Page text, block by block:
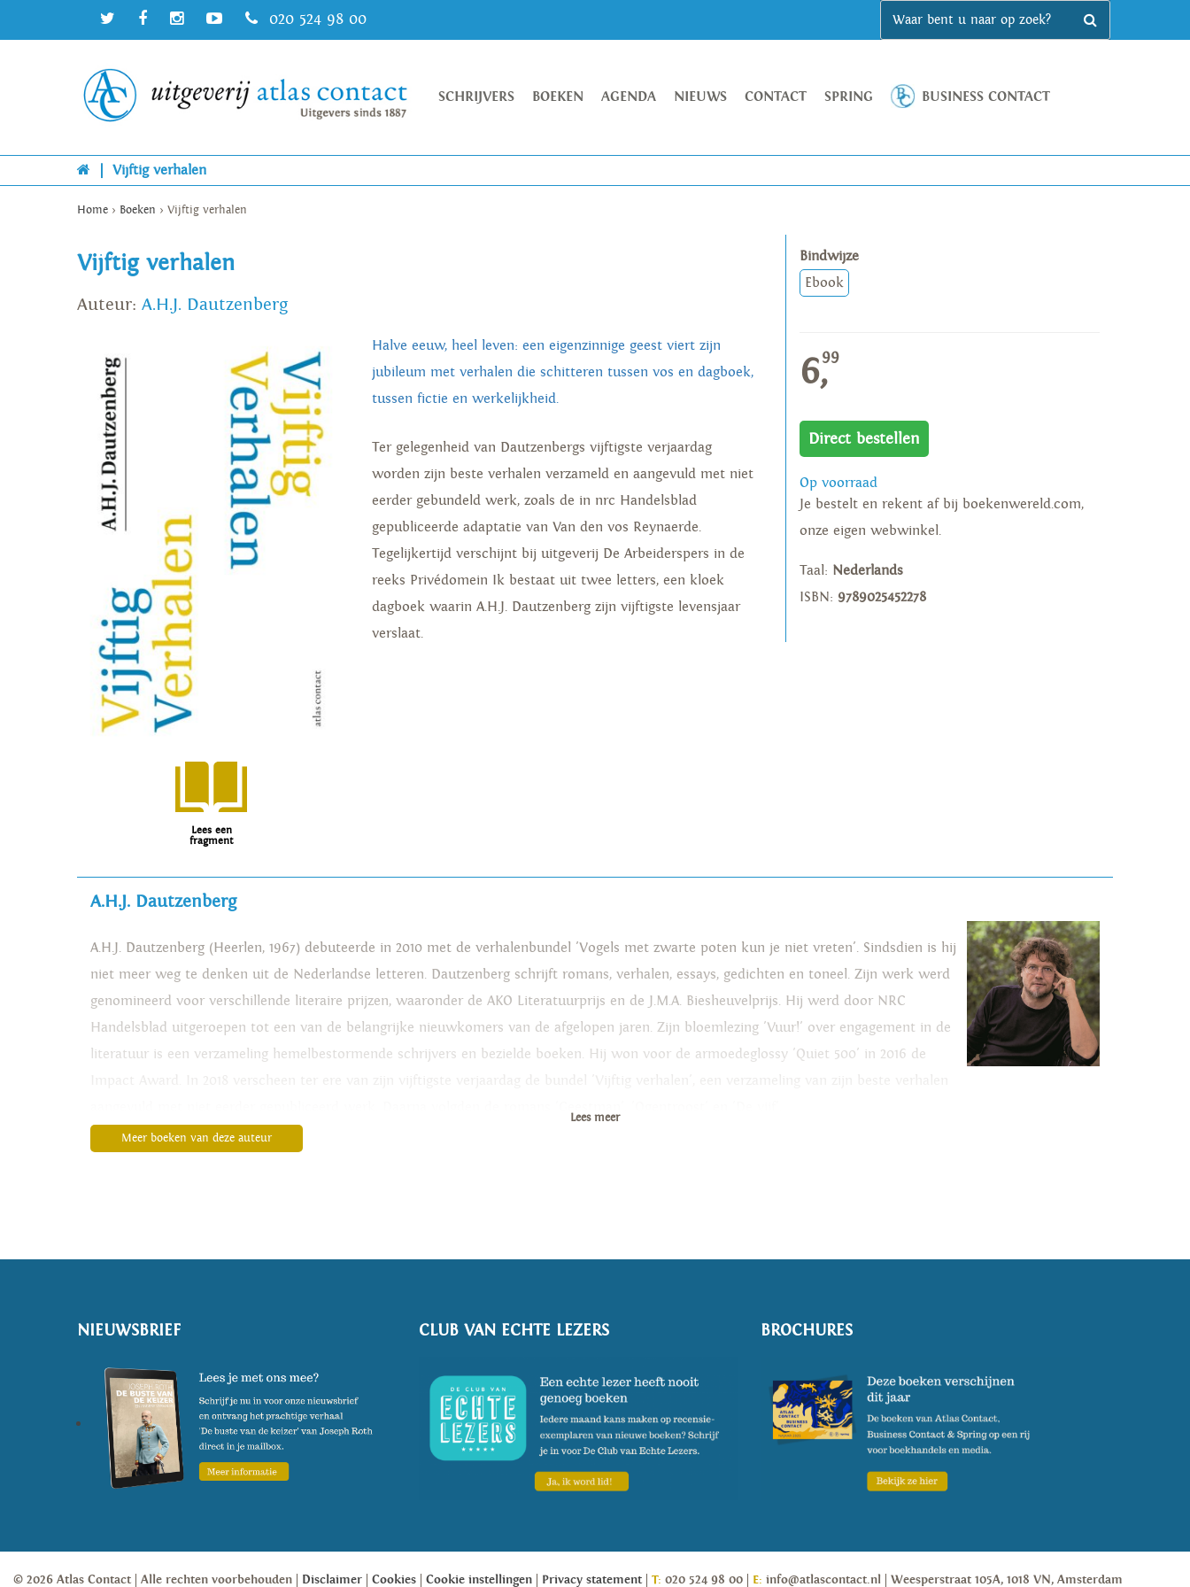
020 524 98 00
SCHRIJVERS BOEKEN AGENDA NIEUWS CONTACT SPRING BUSINESS CONTACT
Vijftig verhalen
Home > Boeken > Vijftig verhalen
Vijftig verhalen
Auteur: A.H.J. Dautzenberg
Lees een
fragment
Halve eeuw, heel leven: een eigenzinnige geest viert zijn
jubileum met verhalen die schitteren tussen vos en dagboek,
tussen fictie en werkelijkheid.
Ter gelegenheid van Dautzenbergs vijftigste verjaardag
worden zijn beste verhalen verzameld en aangevuld met niet
eerder gebundeld werk, zoals de in nrc Handelsblad
gepubliceerde adaptatie van Van den vos Reynaerde.
Tegelijkertijd verschijnt bij uitgeverij De Arbeiderspers in de
reeks Privédomein Ik bestaat uit twee letters, een kloek
dagboek waarin A.H.J. Dautzenberg zijn vijftigste levensjaar
verslaat.
Bindwijze
Ebook
6,99
Direct bestellen
Op voorraad
Je bestelt en rekent af bij boekenwereld.com,
onze eigen webwinkel.
Taal: Nederlands
ISBN: 9789025452278
A.H.J. Dautzenberg
A.H.J. Dautzenberg (Heerlen, 1967) debuteerde in 2010 met de verhalenbundel 'Vogels met zwarte poten kun je niet vreten'. Sindsdien is hij
niet meer weg te denken uit de Nederlandse letteren. Dautzenberg schrijft romans, verhalen, essays, gedichten en toneel. Zijn werk werd
genomineerd voor verschillende literaire prijzen, waaronder de AKO Literatuurprijs en de J.M.A. Biesheuvelprijs. Hij werd door NRC
Handelsblad uitgeroepen tot een van de belangrijke nieuwkomers van de afgelopen jaren. Zijn bloemlezing 'Vuur!' over engagement in de
literatuur is een verzameling hemelbestormende schrijvers en bezielde boeken. Hij won voor de armoedeglossy 'Quiet 500' in 2016 de
Lees meer
Meer boeken van deze auteur
NIEUWSBRIEF CLUB VAN ECHTE LEZERS BROCHURES
© 2026 Atlas Contact Alle rechten voorbehouden Disclaimer Cookies Cookie instellingen Privacy statement T: 020 524 98 00 E: info@atlascontact.nl Weesperstraat 105A, 1018 VN, Amsterdam